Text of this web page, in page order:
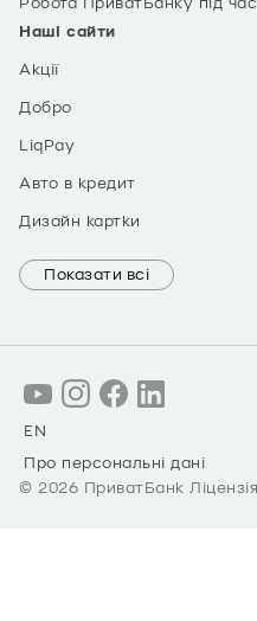
Наші сайти
Акції
Добро
LiqPay
Авто в кредит
Дизайн картки
Показати всі
EN
Про персональні дані
© 2026 ПриватБанк